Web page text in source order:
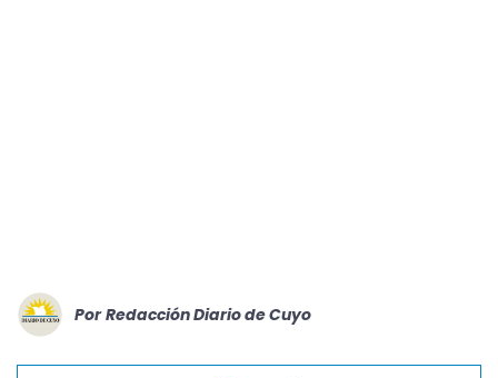
Por Redacción Diario de Cuyo